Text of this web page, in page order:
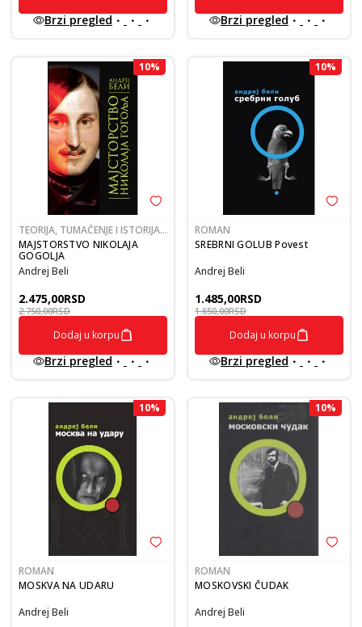
Brzi pregled Brzi pregled
10%
TEORIJA, TUMAČENJE I ISTORIJA
KNJIŽEVNOSTI
MAJSTORSTVO NIKOLAJA
GOGOLJA
Andrej Beli
2.475,00RSD
2.750,00RSD
Dodaj u korpu
Brzi pregled
10%
ROMAN
SREBRNI GOLUB Povest
Andrej Beli
1.485,00RSD
1.650,00RSD
Dodaj u korpu
Brzi pregled
10%
ROMAN
MOSKVA NA UDARU
Andrej Beli
10%
ROMAN
MOSKOVSKI ČUDAK
Andrej Beli